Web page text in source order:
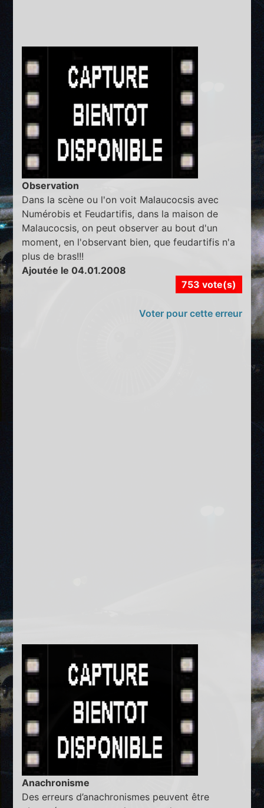
Observation
Dans la scène ou l'on voit Malaucocsis avec
Numérobis et Feudartifis, dans la maison de
Malaucocsis, on peut observer au bout d'un
moment, en l'observant bien, que feudartifis n'a
plus de bras!!!
Ajoutée le 04.01.2008
753 vote(s)
Voter pour cette erreur
Anachronisme
Des erreurs d’anachronismes peuvent être